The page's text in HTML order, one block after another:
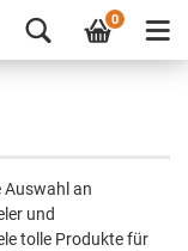
0
Auswahl an
und
tolle Produkte für